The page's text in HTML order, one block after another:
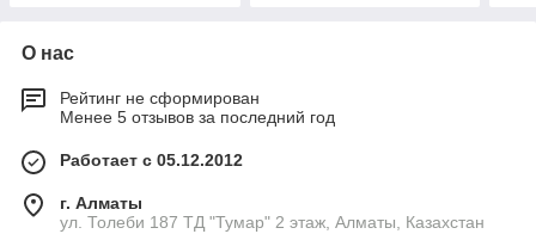
О нас
Рейтинг не сформирован
Менее 5 отзывов за последний год
Работает с 05.12.2012
г. Алматы
ул. Толеби 187 ТД "Тумар" 2 этаж, Алматы, Казахстан